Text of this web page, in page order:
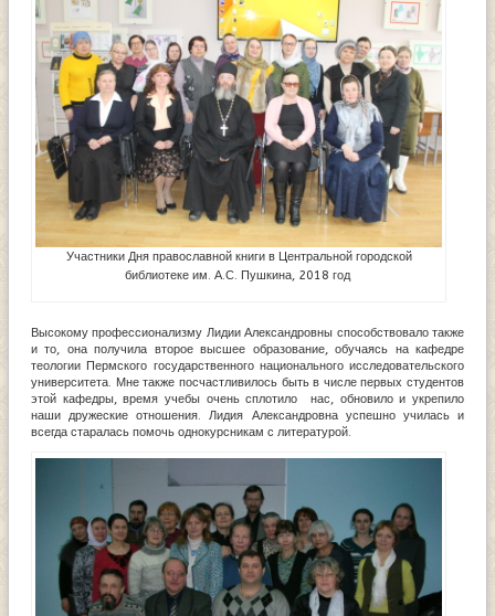
Участники Дня православной книги в Центральной городской
библиотеке им. А.С. Пушкина, 2018 год
Высокому профессионализму Лидии Александровны способствовало также
и то, она получила второе высшее образование, обучаясь на кафедре
теологии Пермского государственного национального исследовательского
университета. Мне также посчастливилось быть в числе первых студентов
этой кафедры, время учебы очень сплотило нас, обновило и укрепило
наши дружеские отношения. Лидия Александровна успешно училась и
всегда старалась помочь однокурсникам с литературой.